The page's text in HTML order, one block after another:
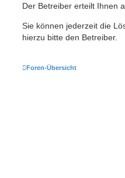
Der Betreiber erteilt Ihnen
Sie können jederzeit die
hierzu bitte den Betreiber.
Foren-Übersicht